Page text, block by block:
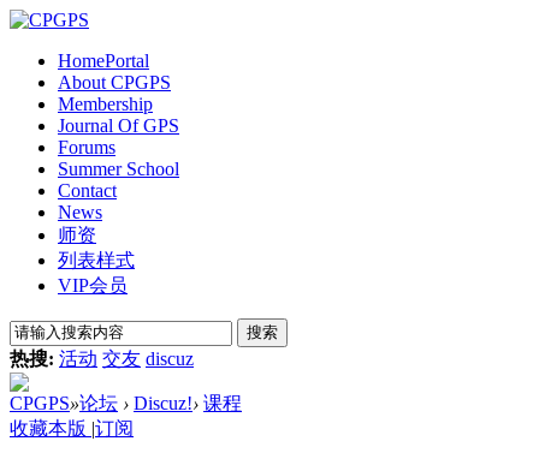
HomePortal
About CPGPS
Membership
Journal Of GPS
Forums
Summer School
Contact
News
师资
列表样式
VIP会员
搜索
热搜: 活动 交友 discuz
CPGPS»论坛 › Discuz!› 课程
收藏本版 |订阅